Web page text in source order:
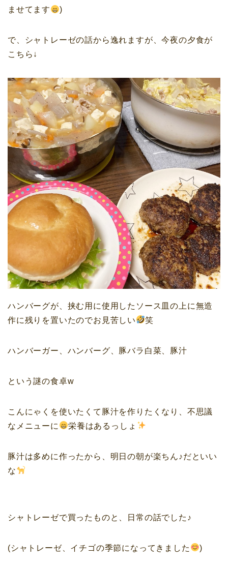
ませてます
)
で、シャトレーゼの話から逸れますが、今夜の夕食が
こちら↓
ハンバーグが、挟む用に使用したソース皿の上に無造
作に残りを置いたのでお見苦しい
笑
ハンバーガー、ハンバーグ、豚バラ白菜、豚汁
という謎の食卓w
こんにゃくを使いたくて豚汁を作りたくなり、不思議
なメニューに
栄養はあるっしょ
豚汁は多めに作ったから、明日の朝が楽ちん♪だといい
な
シャトレーゼで買ったものと、日常の話でした♪
(シャトレーゼ、イチゴの季節になってきました )